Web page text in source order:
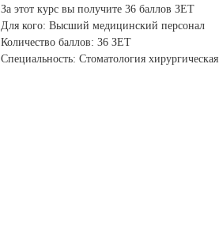
За этот курс вы получите 36 баллов ЗЕТ
Для кого: Высший медицинский персонал
Количество баллов: 36 ЗЕТ
Специальность: Стоматология хирургическая